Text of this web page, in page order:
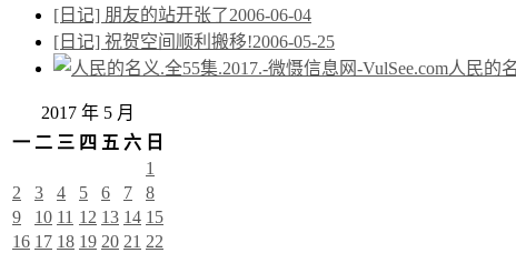
[日记] 朋友的站开张了2006-06-04
[日记] 祝贺空间顺利搬移!2006-05-25
人民的
2017 年 5 月
一 二 三 四 五 六 日
1
2
3 4 5 6 7
8
9
10 11 12 13 14 15
16 17 18 19 20 21 22